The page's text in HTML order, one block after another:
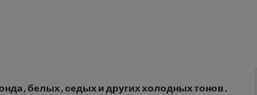
белых, седых и других холодных тонов.